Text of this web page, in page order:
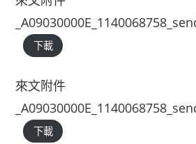
下載
來文附件
下載